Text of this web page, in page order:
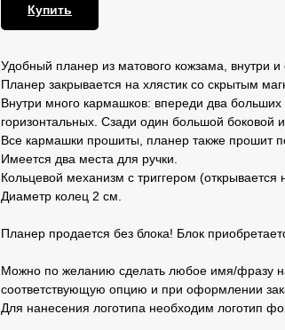
Купить
Удобный планер из матового кожзама, внутри и
Планер закрывается на хлястик со скрытым
Внутри много кармашков: впереди два
горизонтальных. Сзади один большой боковой
Все кармашки прошиты, планер также прошит
Имеется два места для ручки.
Кольцевой механизм с триггером (открывается
Диаметр колец 2 см.
Планер продается без блока! Блок
Можно по желанию сделать любое имя/фразу
соответствующую опцию и при оформлении
Для нанесения логотипа необходим логотип